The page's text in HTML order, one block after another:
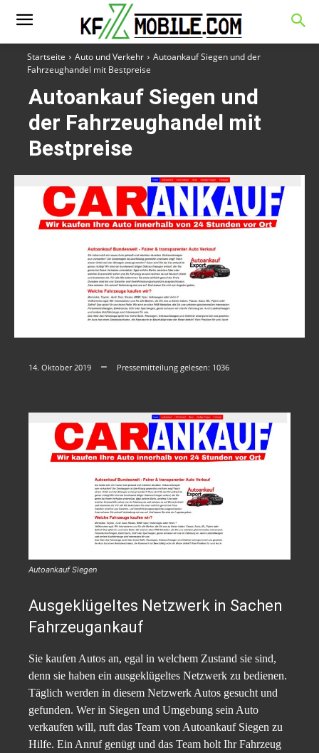
Startseite Auto und Verkehr
Autoankauf Siegen und der
Fahrzeughandel mit Bestpreise
Autoankauf Siegen und
der Fahrzeughandel mit
Bestpreise
14. Oktober 2019 Pressemitteilung gelesen: 1036
Autoankauf Siegen
Ausgeklügeltes Netzwerk in Sachen
Fahrzeugankauf
Sie kaufen Autos an, egal in welchem Zustand sie sind,
denn sie haben ein ausgeklügeltes Netzwerk zu bedienen.
Täglich werden in diesem Netzwerk Autos gesucht und
gefunden. Wer in Siegen und Umgebung sein Auto
verkaufen will, ruft das Team von Autoankauf Siegen zu
Hilfe. Ein Anruf genügt und das Team holt Ihr Fahrzeug